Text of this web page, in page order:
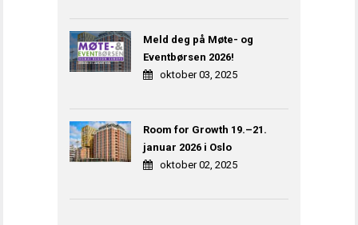
Meld deg på Møte- og
Eventbørsen 2026!
oktober 03, 2025
Room for Growth 19.–21.
januar 2026 i Oslo
oktober 02, 2025